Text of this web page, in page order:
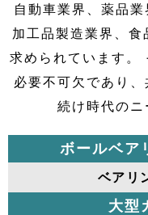
自動車業界、薬品
加工品製造業界、食
求められています。
必要不可欠であり
続け時代のニ
ボールベア
ベアリ
大型